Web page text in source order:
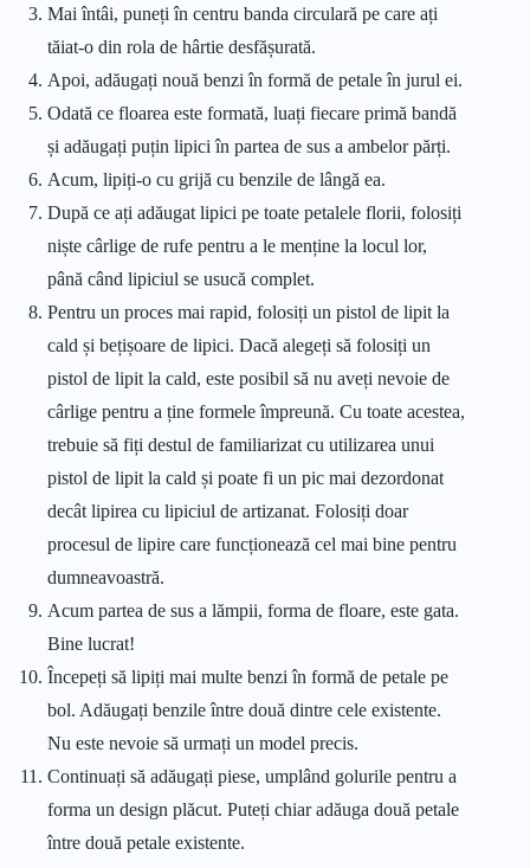
Mai întâi, puneți în centru banda circulară pe care ați
tăiat-o din rola de hârtie desfășurată.
Apoi, adăugați nouă benzi în formă de petale în jurul ei.
Odată ce floarea este formată, luați fiecare primă bandă
și adăugați puțin lipici în partea de sus a ambelor părți.
Acum, lipiți-o cu grijă cu benzile de lângă ea.
După ce ați adăugat lipici pe toate petalele florii, folosiți
niște cârlige de rufe pentru a le menține la locul lor,
până când lipiciul se usucă complet.
Pentru un proces mai rapid, folosiți un pistol de lipit la
cald și bețișoare de lipici. Dacă alegeți să folosiți un
pistol de lipit la cald, este posibil să nu aveți nevoie de
cârlige pentru a ține formele împreună. Cu toate acestea,
trebuie să fiți destul de familiarizat cu utilizarea unui
pistol de lipit la cald și poate fi un pic mai dezordonat
decât lipirea cu lipiciul de artizanat. Folosiți doar
procesul de lipire care funcționează cel mai bine pentru
dumneavoastră.
Acum partea de sus a lămpii, forma de floare, este gata.
Bine lucrat!
Începeți să lipiți mai multe benzi în formă de petale pe
bol. Adăugați benzile între două dintre cele existente.
Nu este nevoie să urmați un model precis.
Continuați să adăugați piese, umplând golurile pentru a
forma un design plăcut. Puteți chiar adăuga două petale
între două petale existente.